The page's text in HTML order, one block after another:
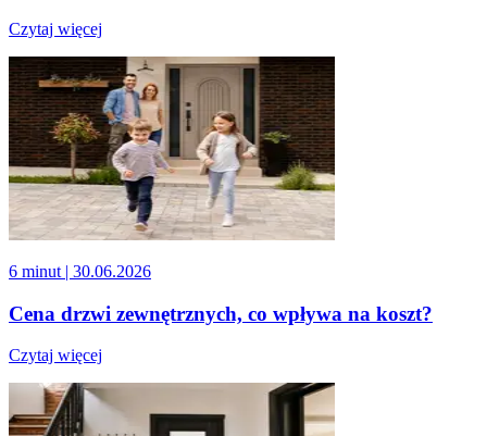
Czytaj więcej
6 minut | 30.06.2026
Cena drzwi zewnętrznych, co wpływa na koszt?
Czytaj więcej